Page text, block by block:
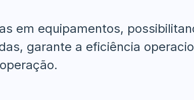
em equipamentos,
garante a eficiência